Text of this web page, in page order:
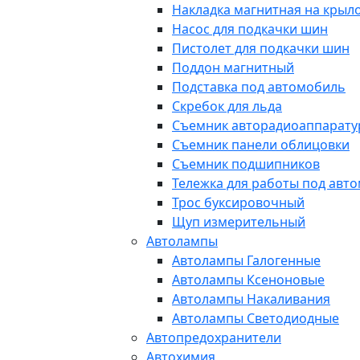
Накладка магнитная на
Насос для подкачки шин
Пистолет для подкачки шин
Поддон магнитный
Подставка под автомобиль
Скребок для льда
Съемник
Съемник панели облицовки
Съемник подшипников
Тележка для работы под
Трос буксировочный
Щуп измерительный
Автолампы
Автолампы Галогенные
Автолампы Ксеноновые
Автолампы Накаливания
Автолампы Светодиодные
Автопредохранители